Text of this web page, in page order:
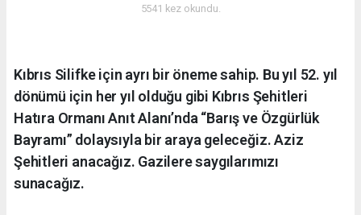
5541 kez okundu.
Kıbrıs Silifke için ayrı bir öneme sahip. Bu yıl 52. yıl
dönümü için her yıl olduğu gibi Kıbrıs Şehitleri
Hatıra Ormanı Anıt Alanı’nda “Barış ve Özgürlük
Bayramı” dolaysıyla bir araya geleceğiz. Aziz
Şehitleri anacağız. Gazilere saygılarımızı
sunacağız.